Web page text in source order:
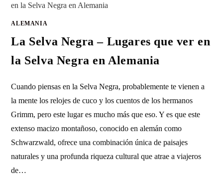
ALEMANIA
La Selva Negra – Lugares que ver en
la Selva Negra en Alemania
Cuando piensas en la Selva Negra, probablemente te vienen a
la mente los relojes de cuco y los cuentos de los hermanos
Grimm, pero este lugar es mucho más que eso. Y es que este
extenso macizo montañoso, conocido en alemán como
Schwarzwald, ofrece una combinación única de paisajes
naturales y una profunda riqueza cultural que atrae a viajeros
de…